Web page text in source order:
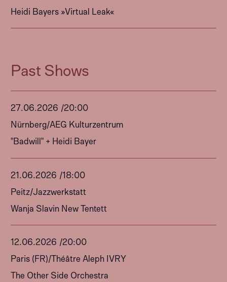
Heidi Bayers »Virtual Leak«
Past Shows
27.06.2026 /20:00
Nürnberg/AEG Kulturzentrum
"Badwill" + Heidi Bayer
21 06 2026 /18:00
Peitz/Jazzwerkstatt
Wanja Slavin New Tentett
12.06.2026 /20:00
Paris (FR)/Théâtre Aleph IVRY
The Other Side Orchestra